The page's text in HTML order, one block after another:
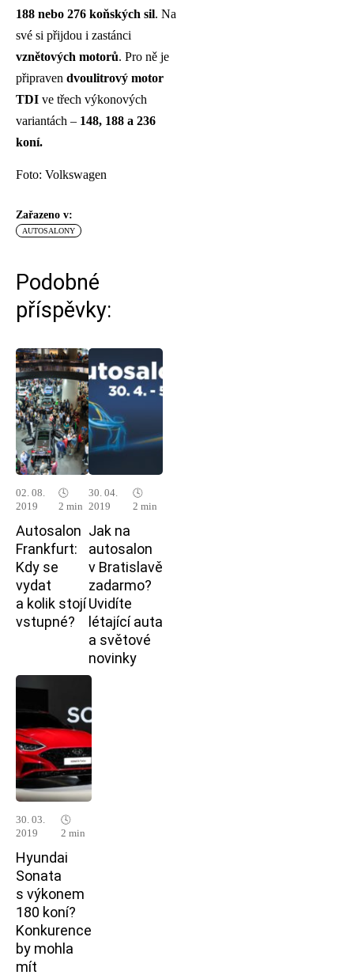
188 nebo 276 koňských sil. Na
své si přijdou i zastánci
vznětových motorů. Pro ně je
připraven dvoulitrový motor
TDI ve třech výkonových
variantách – 148, 188 a 236
koní.
Foto: Volkswagen
Zařazeno v:
AUTOSALONY
Podobné
příspěvky:
02. 08.
2019
🕓
2 min
Autosalon
Frankfurt:
Kdy se
vydat
a kolik stojí
vstupné?
30. 04.
2019
🕓
2 min
Jak na
autosalon
v Bratislavě
zadarmo?
Uvidíte
létající auta
a světové
novinky
30. 03.
2019
🕓
2 min
Hyundai
Sonata
s výkonem
180 koní?
Konkurence
by mohla
mít